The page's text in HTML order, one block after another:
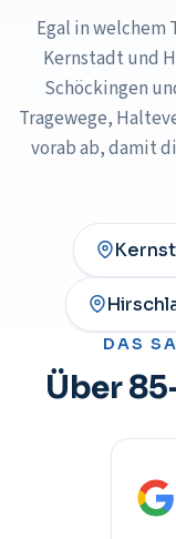
Egal in
Kernstadt und
Schöckingen
Tragewege,
vorab ab, damit
DAS
Über